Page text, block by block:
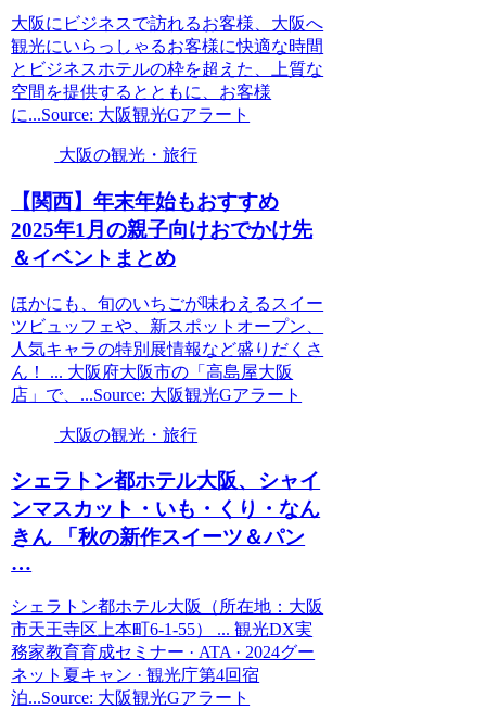
大阪にビジネスで訪れるお客様、大阪へ
観光にいらっしゃるお客様に快適な時間
とビジネスホテルの枠を超えた、上質な
空間を提供するとともに、お客様
に...Source: 大阪観光Gアラート
大阪の観光・旅行
【関西】年末年始もおすすめ
2025年1月の親子向けおでかけ先
＆イベントまとめ
ほかにも、旬のいちごが味わえるスイー
ツビュッフェや、新スポットオープン、
人気キャラの特別展情報など盛りだくさ
ん！ ... 大阪府大阪市の「高島屋大阪
店」で、...Source: 大阪観光Gアラート
大阪の観光・旅行
シェラトン都ホテル大阪、シャイ
ンマスカット・いも・くり・なん
きん 「秋の新作スイーツ＆パン
…
シェラトン都ホテル大阪（所在地：大阪
市天王寺区上本町6-1-55） ... 観光DX実
務家教育育成セミナー · ATA · 2024グー
ネット夏キャン · 観光庁第4回宿
泊...Source: 大阪観光Gアラート